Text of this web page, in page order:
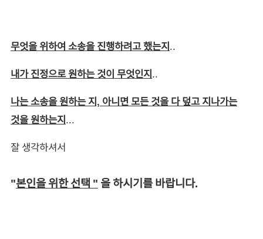
무엇을 위하여 소송을 진행하려고 했는지..
내가 진정으로 원하는 것이 무엇인지..
나는 소송을 원하는 지, 아니면 모든 것을 다 덮고 지나가는
것을 원하는지...
잘 생각하셔서
"본인을 위한 선택 " 을 하시기를 바랍니다.